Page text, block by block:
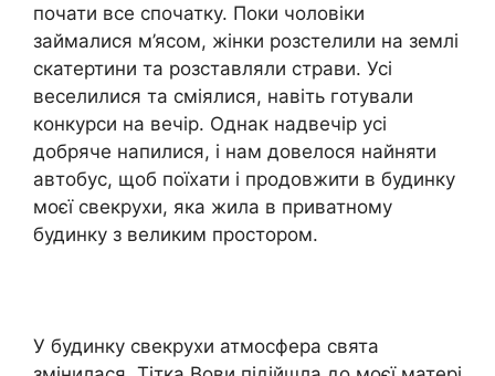
почати все спочатку. Поки чоловіки
займалися м’ясом, жінки розстелили на землі
скатертини та розставляли страви. Усі
веселилися та сміялися, навіть готували
конкурси на вечір. Однак надвечір усі
добряче напилися, і нам довелося найняти
автобус, щоб поїхати і продовжити в будинку
моєї свекрухи, яка жила в приватному
будинку з великим простором.
У будинку свекрухи атмосфера свята